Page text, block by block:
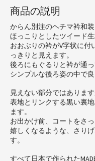
商品の説明
からん別注のヘチマ衿和装
ほっこりとしたツイード
おおぶりの衿がV字状に
っきりと見えます。
後ろにもぐるりと衿が通
シンプルな後ろ姿の中で
見えない部分ではありま
表地とリンクする黒い裏
ます。
お出かけ前、コートをさ
嬉しくなるような、さり
す。
すべて日本で作られた